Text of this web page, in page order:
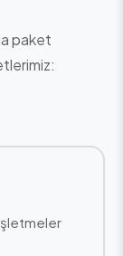
paket
işletmeler